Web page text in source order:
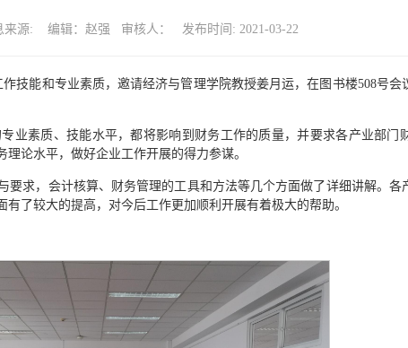
源: 编辑：赵强 审核人： 发布时间: 2021-03-22
技能和专业素质，邀请经济与管理学院教授姜月运，在图书楼508号会
业素质、技能水平，都将影响到财务工作的质量，并要求各产业部门
论水平，做好企业工作开展的得力参谋。
要求，会计核算、财务管理的工具和方法等几个方面做了详细讲解。各
了较大的提高，对今后工作更加顺利开展有着极大的帮助。